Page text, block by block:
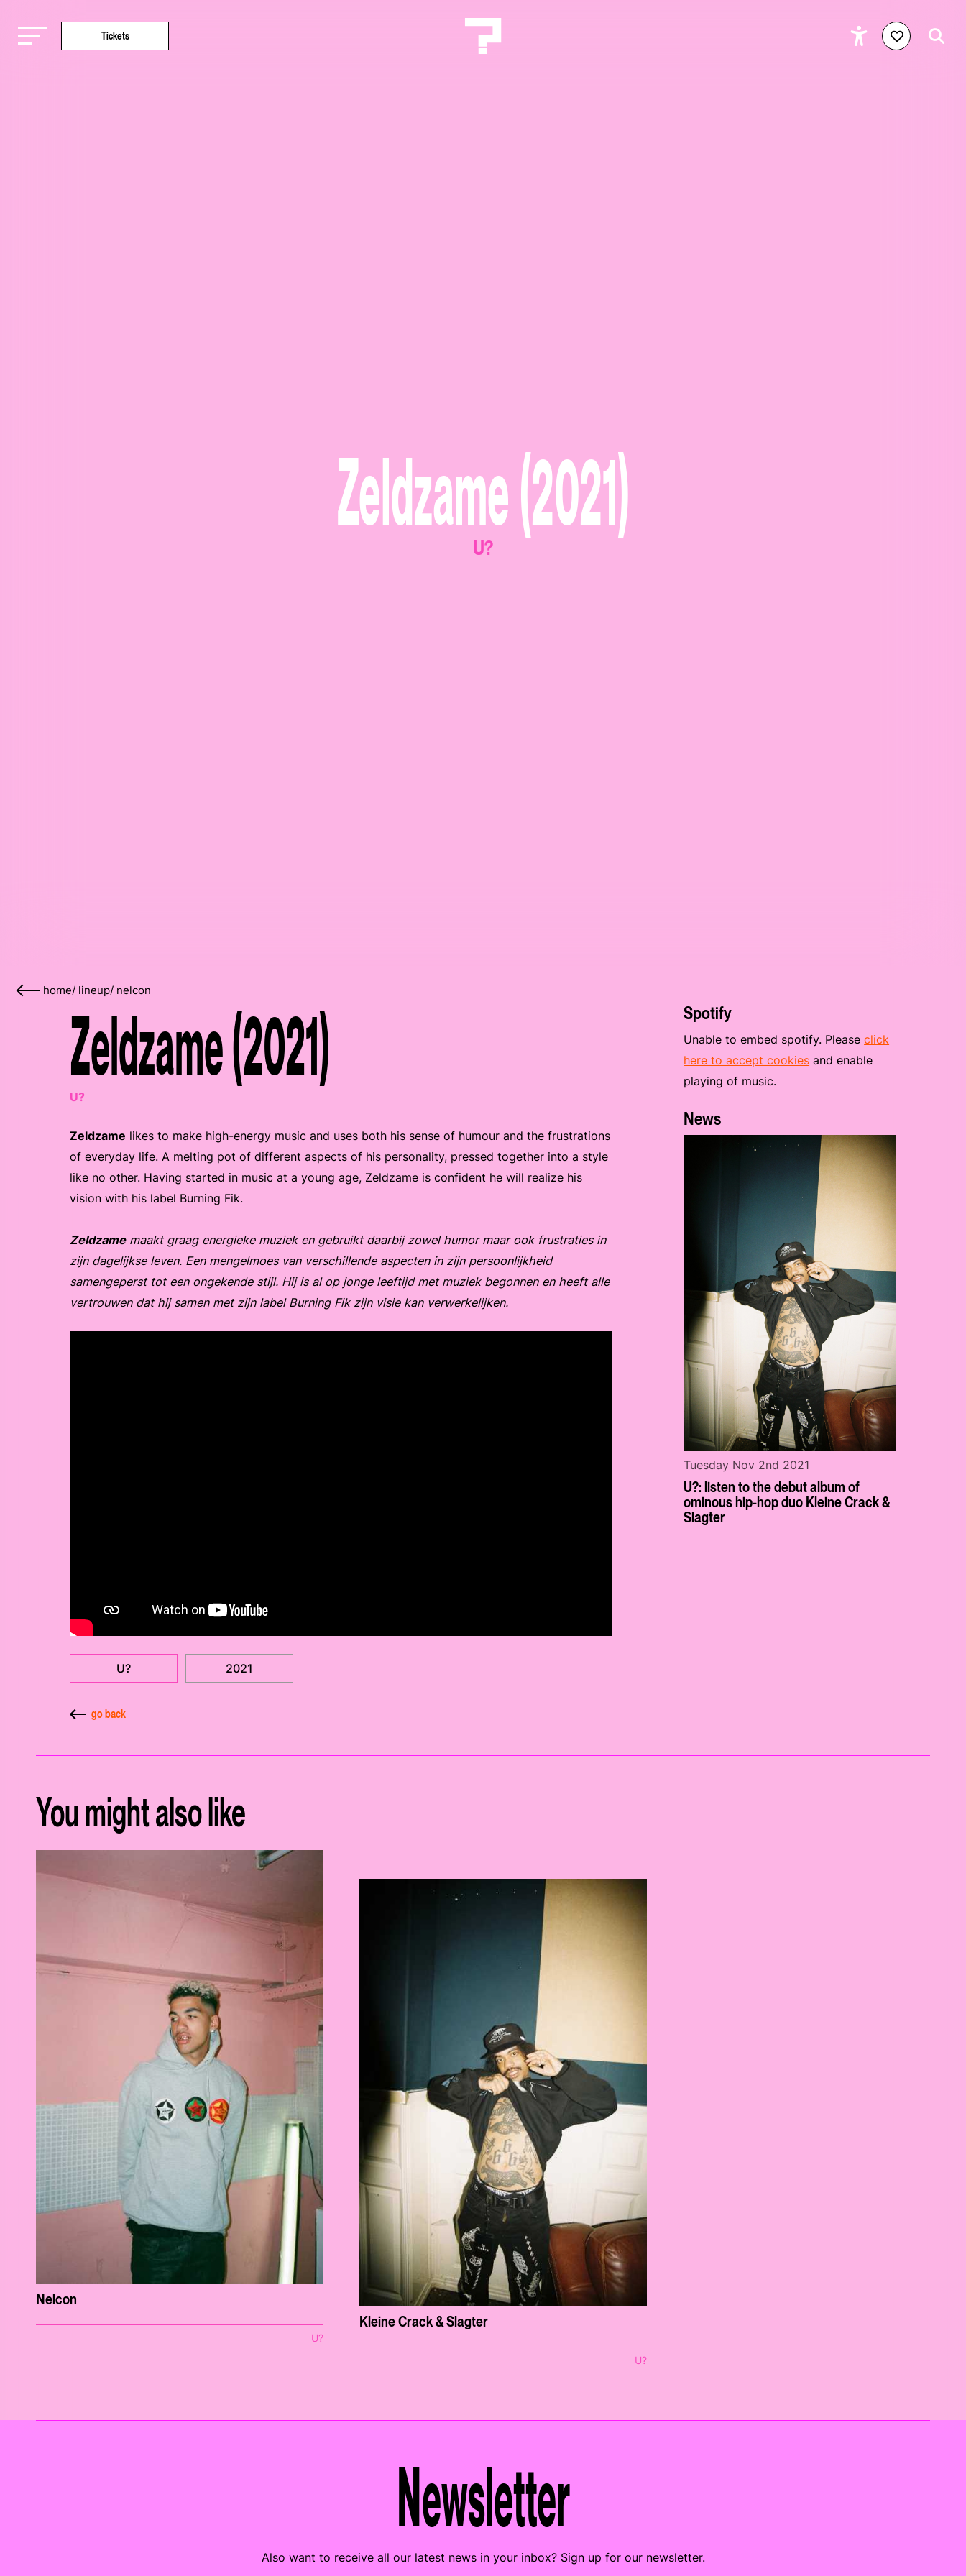
Tickets
Zeldzame (2021)
U?
home/ lineup/ nelcon
Zeldzame (2021)
U?
Zeldzame likes to make high-energy music and uses both his sense of humour and the frustrations
of everyday life. A melting pot of different aspects of his personality, pressed together into a style
like no other. Having started in music at a young age, Zeldzame is confident he will realize his
vision with his label Burning Fik.
Zeldzamemaakt graag energieke muziek en gebruikt daarbij zowel humor maar ook frustraties in
zijn dagelijkse leven. Een mengelmoes van verschillende aspecten in zijn persoonlijkheid
samengeperst tot een ongekende stijl. Hij is al op jonge leeftijd met muziek begonnen en heeft alle
vertrouwen dat hij samen met zijn label Burning Fik zijn visie kan verwerkelijken.
U? 2021
go back
Spotify
Unable to embed spotify. Pleaseclick
here to accept cookies and enable
playing of music.
News
U?: listen to the debut album of
ominous hip-hop duo Kleine Crack &
Slagter
Tuesday Nov 2nd 2021
You might also like
Nelcon
U?
Kleine Crack & Slagter
U?
Newsletter
Also want to receive all our latest news in your inbox? Sign up for our newsletter.